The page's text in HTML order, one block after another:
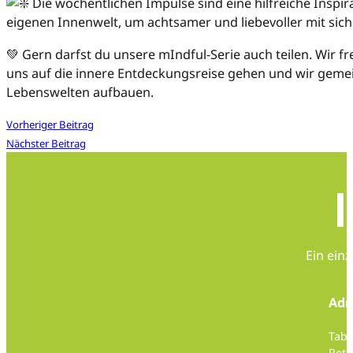
eigenen Innenwelt, um achtsamer und liebevoller mit
💚 Gern darfst du unsere mIndful-Serie auch teilen. Wir
uns auf die innere Entdeckungsreise gehen und wir
Lebenswelten aufbauen.
Vorheriger Beitrag
Nächster Beitrag
Ein